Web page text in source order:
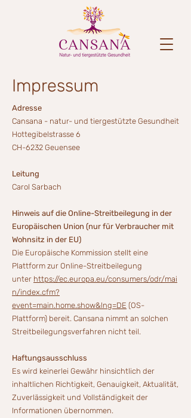
Impressum
Adresse
Cansana - natur- und tiergestützte Gesundheit
Hottegibelstrasse 6
CH-6232 Geuensee
Leitung
Carol Sarbach
Hinweis auf die Online-Streitbeilegung in der
Europäischen Union (nur für Verbraucher mit
Wohnsitz in der EU)
Die Europäische Kommission stellt eine
Plattform zur Online-Streitbeilegung
unter https://ec.europa.eu/consumers/odr/mai
n/index.cfm?
event=main.home.show&lng=DE (OS-
Plattform) bereit. Cansana nimmt an solchen
Streitbeilegungsverfahren nicht teil.
Haftungsausschluss
Es wird keinerlei Gewähr hinsichtlich der
inhaltlichen Richtigkeit, Genauigkeit, Aktualität,
Zuverlässigkeit und Vollständigkeit der
Informationen übernommen.